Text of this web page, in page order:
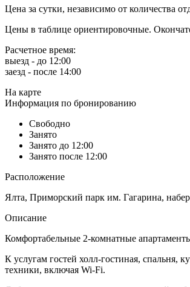
Цена за сутки, независимо от количества
Цены в таблице ориентировочные.
Расчетное время:
выезд - до 12:00
заезд - после 14:00
На карте
Информация по бронированию
Свободно
Занято
Занято до 12:00
Занято после 12:00
Расположение
Ялта, Приморский парк им. Гагарина,
Описание
Комфортабельные 2-комнатные
К услугам гостей холл-гостиная, спальня,
техники, включая Wi-Fi.